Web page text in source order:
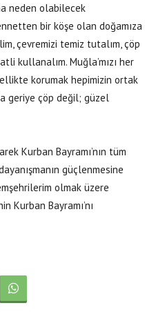
neden olabilecek
bir köşe olan doğamıza
çevremizi temiz tutalım, çöp
kullanalım. Muğla’mızı her
korumak hepimizin ortak
geriye çöp değil; güzel
Kurban Bayramı’nın tüm
güçlenmesine
olmak üzere
Kurban Bayramı’nı